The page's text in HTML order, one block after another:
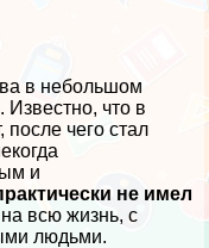
в небольшом
что в
после чего стал
и
не имел
всю жизнь, с
людьми.